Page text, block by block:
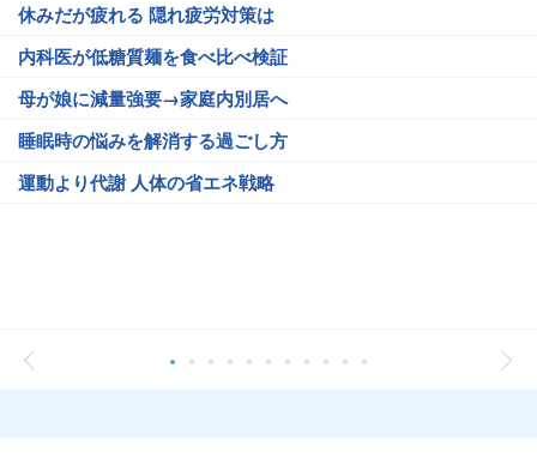
休みだが疲れる 隠れ疲労対策は
内科医が低糖質麺を食べ比べ検証
母が娘に減量強要→家庭内別居へ
睡眠時の悩みを解消する過ごし方
運動より代謝 人体の省エネ戦略